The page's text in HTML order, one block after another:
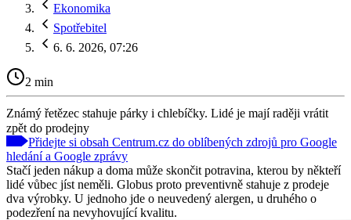
Ekonomika
Spotřebitel
6. 6. 2026, 07:26
2 min
Známý řetězec stahuje párky i chlebíčky. Lidé je mají raději vrátit
zpět do prodejny
Přidejte si obsah Centrum.cz do oblíbených zdrojů pro Google
hledání a Google zprávy
Stačí jeden nákup a doma může skončit potravina, kterou by někteří
lidé vůbec jíst neměli. Globus proto preventivně stahuje z prodeje
dva výrobky. U jednoho jde o neuvedený alergen, u druhého o
podezření na nevyhovující kvalitu.